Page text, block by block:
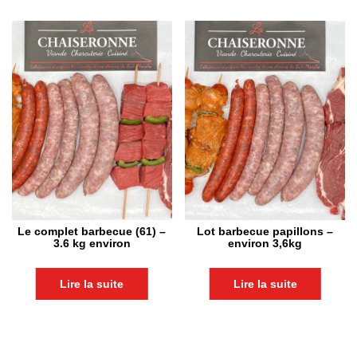
Le complet barbecue (61) –
3.6 kg environ
Lire la suite
Lot barbecue papillons –
environ 3,6kg
Lire la suite